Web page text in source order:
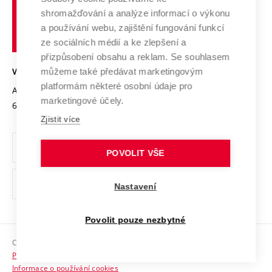
Výzkumné infrastruktury
Transfer znalostí
Open Science
Projekty
Projekty ze strukturálních fondů
Specifický výzkum
Služby univerzity
Mezinárodní dohody
Univerzitní sítě
Udržitelná univerzita
Podnikavá univerzita / ContriBUTe
Bezpečná univerzita
Vyznamenání
Organizační struktura
Ochrana osobních údajů
odkaz)
Sociální bezpečí
HR Award
učení
technické
Brně
VYSOKÉ UČENÍ TECHNICKÉ V BRNĚ
Antonínská 548/1
602 00 Brno
www.vut.cz
vut@vutbr.cz
Copyright © 2026 VUT
Prohlášení o přístupnosti
Informace o používání cookies
shromažďování a analýze informací o výkonu
a používání webu, zajištění fungování funkcí
ze sociálních médií a ke zlepšení a
přizpůsobení obsahu a reklam. Se souhlasem
můžeme také předávat marketingovým
platformám některé osobní údaje pro
marketingové účely.
Zjistit více
POVOLIT VŠE
Nastavení
Povolit pouze nezbytné